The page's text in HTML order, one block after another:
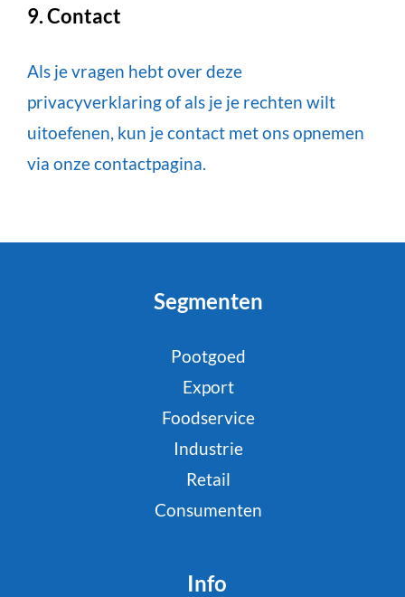
9. Contact
Als je vragen hebt over deze
privacyverklaring of als je je rechten wilt
uitoefenen, kun je contact met ons opnemen
via onze contactpagina.
Segmenten
Pootgoed
Export
Foodservice
Industrie
Retail
Consumenten
Info